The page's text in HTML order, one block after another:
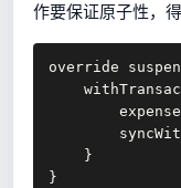
作要保证原子性，
override
    }
}